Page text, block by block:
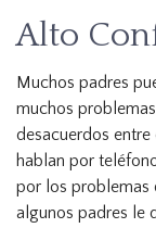
Alto
Muchos padres
muchos
desacuerdos
hablan por
por los problemas
algunos padres le